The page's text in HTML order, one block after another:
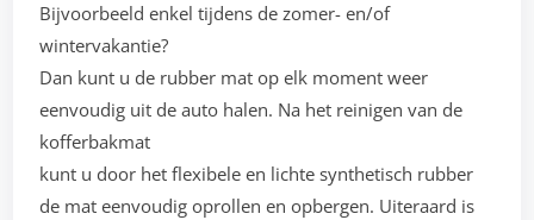
Bijvoorbeeld enkel tijdens de zomer- en/of
wintervakantie?
Dan kunt u de rubber mat op elk moment weer
eenvoudig uit de auto halen. Na het reinigen van de
kofferbakmat
kunt u door het flexibele en lichte synthetisch rubber
de mat eenvoudig oprollen en opbergen. Uiteraard is